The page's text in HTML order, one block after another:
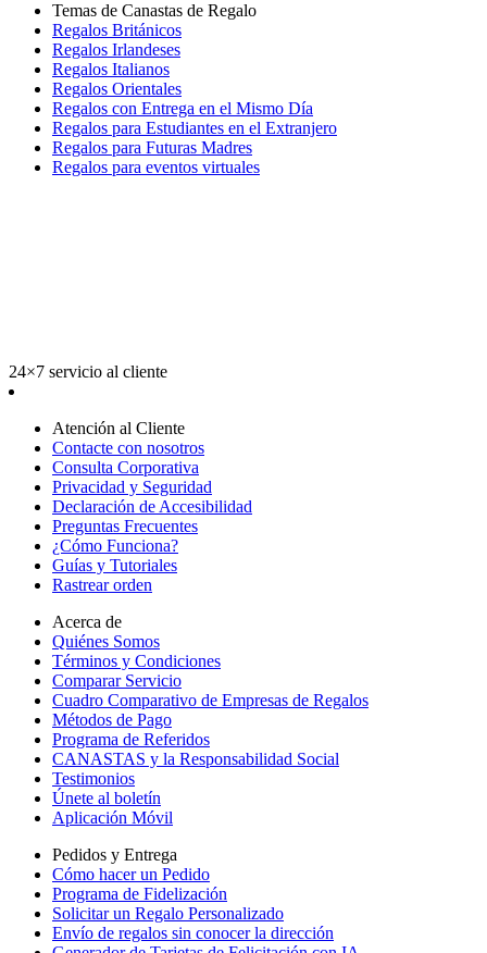
Temas de Canastas de Regalo
Regalos Británicos
Regalos Irlandeses
Regalos Italianos
Regalos Orientales
Regalos con Entrega en el Mismo Día
Regalos para Estudiantes en el Extranjero
Regalos para Futuras Madres
Regalos para eventos virtuales
24×7 servicio al cliente
Atención al Cliente
Contacte con nosotros
Consulta Corporativa
Privacidad y Seguridad
Declaración de Accesibilidad
Preguntas Frecuentes
¿Cómo Funciona?
Guías y Tutoriales
Rastrear orden
Acerca de
Quiénes Somos
Términos y Condiciones
Comparar Servicio
Cuadro Comparativo de Empresas de Regalos
Métodos de Pago
Programa de Referidos
CANASTAS y la Responsabilidad Social
Testimonios
Únete al boletín
Aplicación Móvil
Pedidos y Entrega
Cómo hacer un Pedido
Programa de Fidelización
Solicitar un Regalo Personalizado
Envío de regalos sin conocer la dirección